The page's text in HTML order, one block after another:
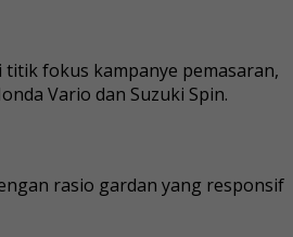
fokus kampanye pemasaran,
Vario dan Suzuki Spin.
rasio gardan yang responsif